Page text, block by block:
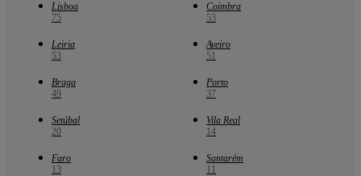
Lisboa
75
Coimbra
53
Leiria
53
Aveiro
51
Braga
49
Porto
37
Setúbal
20
Vila Real
14
Faro
13
Santarém
11